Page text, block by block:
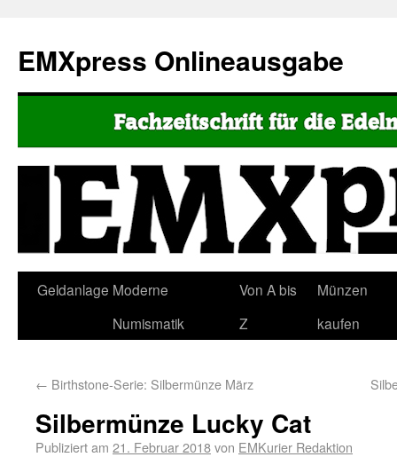
EMXpress Onlineausgabe
Geldanlage Moderne
Numismatik
Von A bis
Z
Münzen
kaufen
← Birthstone-Serie: Silbermünze März
Silbermünze Lucky Cat
Publiziert am 21. Februar 2018von EMKurier Redaktion